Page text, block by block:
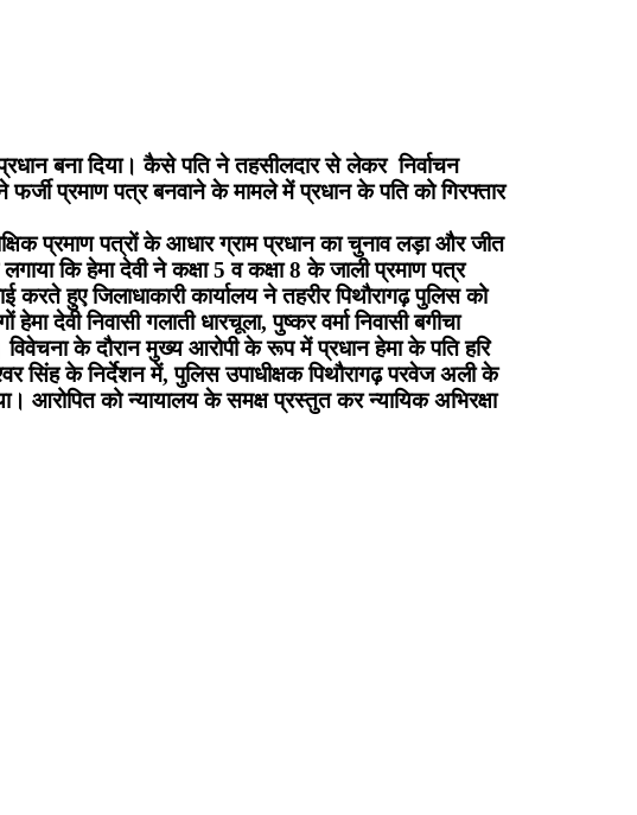
बना दिया। कैसे पति ने तहसीलदार से लेकर निर्वाचन
प्रमाण पत्र बनवाने के मामले में प्रधान के पति को गिरफ्तार
प्रमाण पत्रों के आधार ग्राम प्रधान का चुनाव लड़ा और जीत
कि हेमा देवी ने कक्षा 5 व कक्षा 8 के जाली प्रमाण पत्र
करते हुए जिलाधाकारी कार्यालय ने तहरीर पिथौरागढ़ पुलिस को
देवी निवासी गलाती धारचूला, पुष्कर वर्मा निवासी बगीचा
विवेचना के दौरान मुख्य आरोपी के रूप में प्रधान हेमा के पति हरि
सिंह के निर्देशन में, पुलिस उपाधीक्षक पिथौरागढ़ परवेज अली के
आरोपित को न्यायालय के समक्ष प्रस्तुत कर न्यायिक अभिरक्षा